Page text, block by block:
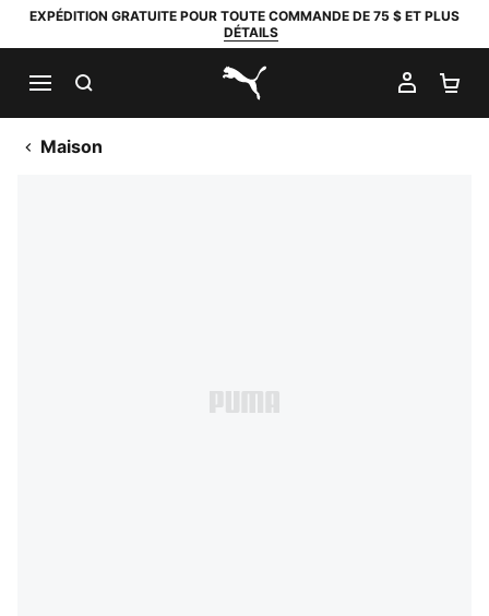
EXPÉDITION GRATUITE POUR TOUTE COMMANDE DE 75 $ ET PLUS
DÉTAILS
PUMA.com
MON
Maison